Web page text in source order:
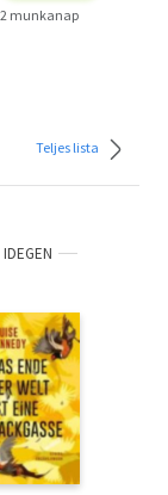
2 munkanap
Teljes lista
IDEGEN